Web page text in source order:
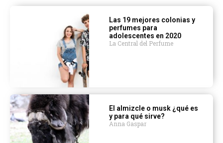
Las 19 mejores colonias y
perfumes para
adolescentes en 2020
La Central del Perfume
El almizcle o musk ¿qué es
y para qué sirve?
Anna Gaspar